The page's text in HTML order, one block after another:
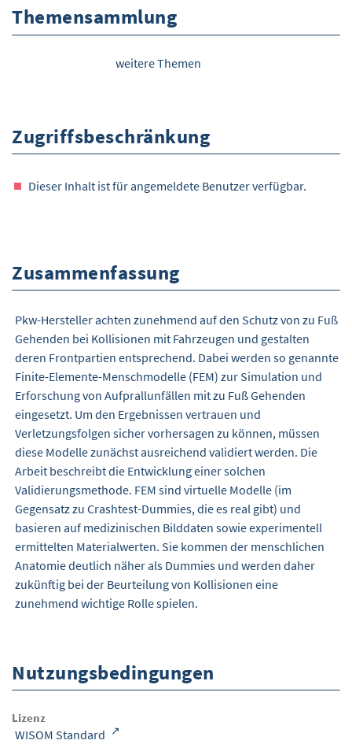
Themensammlung
weitere Themen
Zugriffsbeschränkung
Dieser Inhalt ist für angemeldete Benutzer verfügbar.
Zusammenfassung
Pkw-Hersteller achten zunehmend auf den Schutz von zu Fuß
Gehenden bei Kollisionen mit Fahrzeugen und gestalten
deren Frontpartien entsprechend. Dabei werden so genannte
Finite-Elemente-Menschmodelle (FEM) zur Simulation und
Erforschung von Aufprallunfällen mit zu Fuß Gehenden
eingesetzt. Um den Ergebnissen vertrauen und
Verletzungsfolgen sicher vorhersagen zu können, müssen
diese Modelle zunächst ausreichend validiert werden. Die
Arbeit beschreibt die Entwicklung einer solchen
Validierungsmethode. FEM sind virtuelle Modelle (im
Gegensatz zu Crashtest-Dummies, die es real gibt) und
basieren auf medizinischen Bilddaten sowie experimentell
ermittelten Materialwerten. Sie kommen der menschlichen
Anatomie deutlich näher als Dummies und werden daher
zukünftig bei der Beurteilung von Kollisionen eine
zunehmend wichtige Rolle spielen.
Nutzungsbedingungen
Lizenz
WISOM Standard